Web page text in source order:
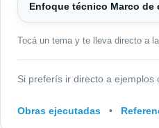
Enfoque técnico Marco de
Tocá un tema y te lleva directo a
Si preferís ir directo a ejemplos
Obras ejecutadas •